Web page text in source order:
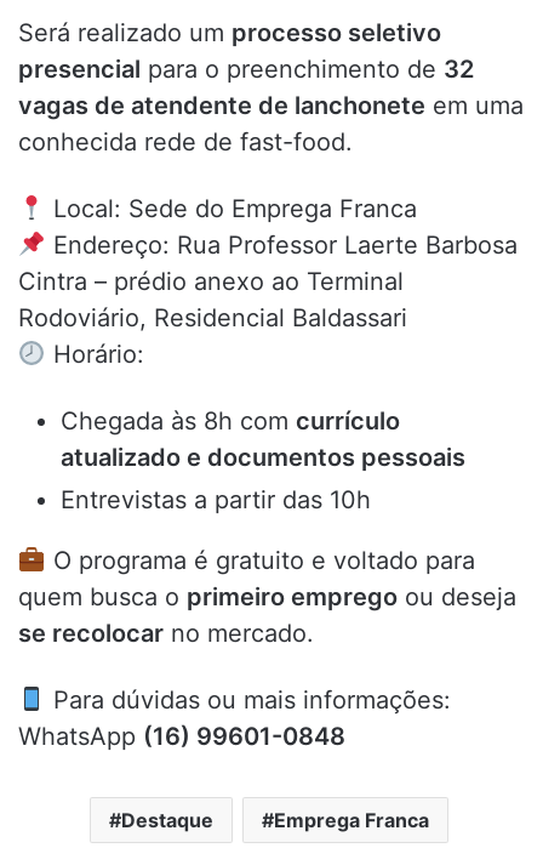
Será realizado um processo seletivo
presencial para o preenchimento de 32
vagas de atendente de lanchonete em uma
conhecida rede de fast-food.
Local: Sede do Emprega Franca
Endereço: Rua Professor Laerte Barbosa
Cintra – prédio anexo ao Terminal
Rodoviário, Residencial Baldassari
Horário:
Chegada às 8h com currículo
atualizado e documentos pessoais
Entrevistas a partir das 10h
O programa é gratuito e voltado para
quem busca o primeiro emprego ou deseja
se recolocar no mercado.
Para dúvidas ou mais informações:
WhatsApp (16) 99601-0848
Destaque Emprega Franca